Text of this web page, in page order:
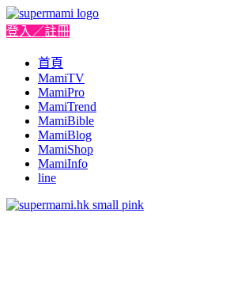
登入／註冊
首頁
MamiTV
MamiPro
MamiTrend
MamiBible
MamiBlog
MamiShop
MamiInfo
line